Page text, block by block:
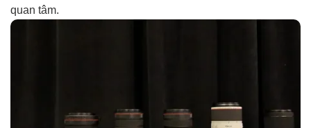
quan tâm.